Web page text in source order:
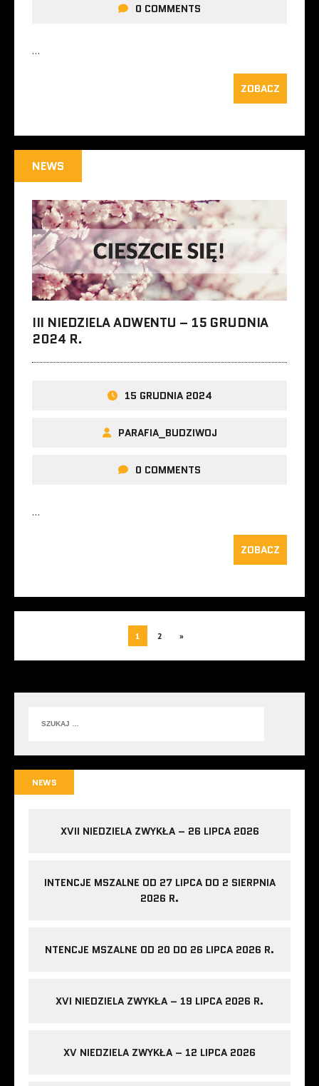
0 COMMENTS
…
ZOBACZ
NEWS
III NIEDZIELA ADWENTU – 15 GRUDNIA
2024 R.
15 GRUDNIA 2024
PARAFIA_BUDZIWOJ
0 COMMENTS
…
ZOBACZ
1 2 »
NEWS
XVII NIEDZIELA ZWYKŁA – 26 LIPCA 2026
INTENCJE MSZALNE OD 27 LIPCA DO 2 SIERPNIA
2026 R.
NTENCJE MSZALNE OD 20 DO 26 LIPCA 2026 R.
XVI NIEDZIELA ZWYKŁA – 19 LIPCA 2026 R.
XV NIEDZIELA ZWYKŁA – 12 LIPCA 2026